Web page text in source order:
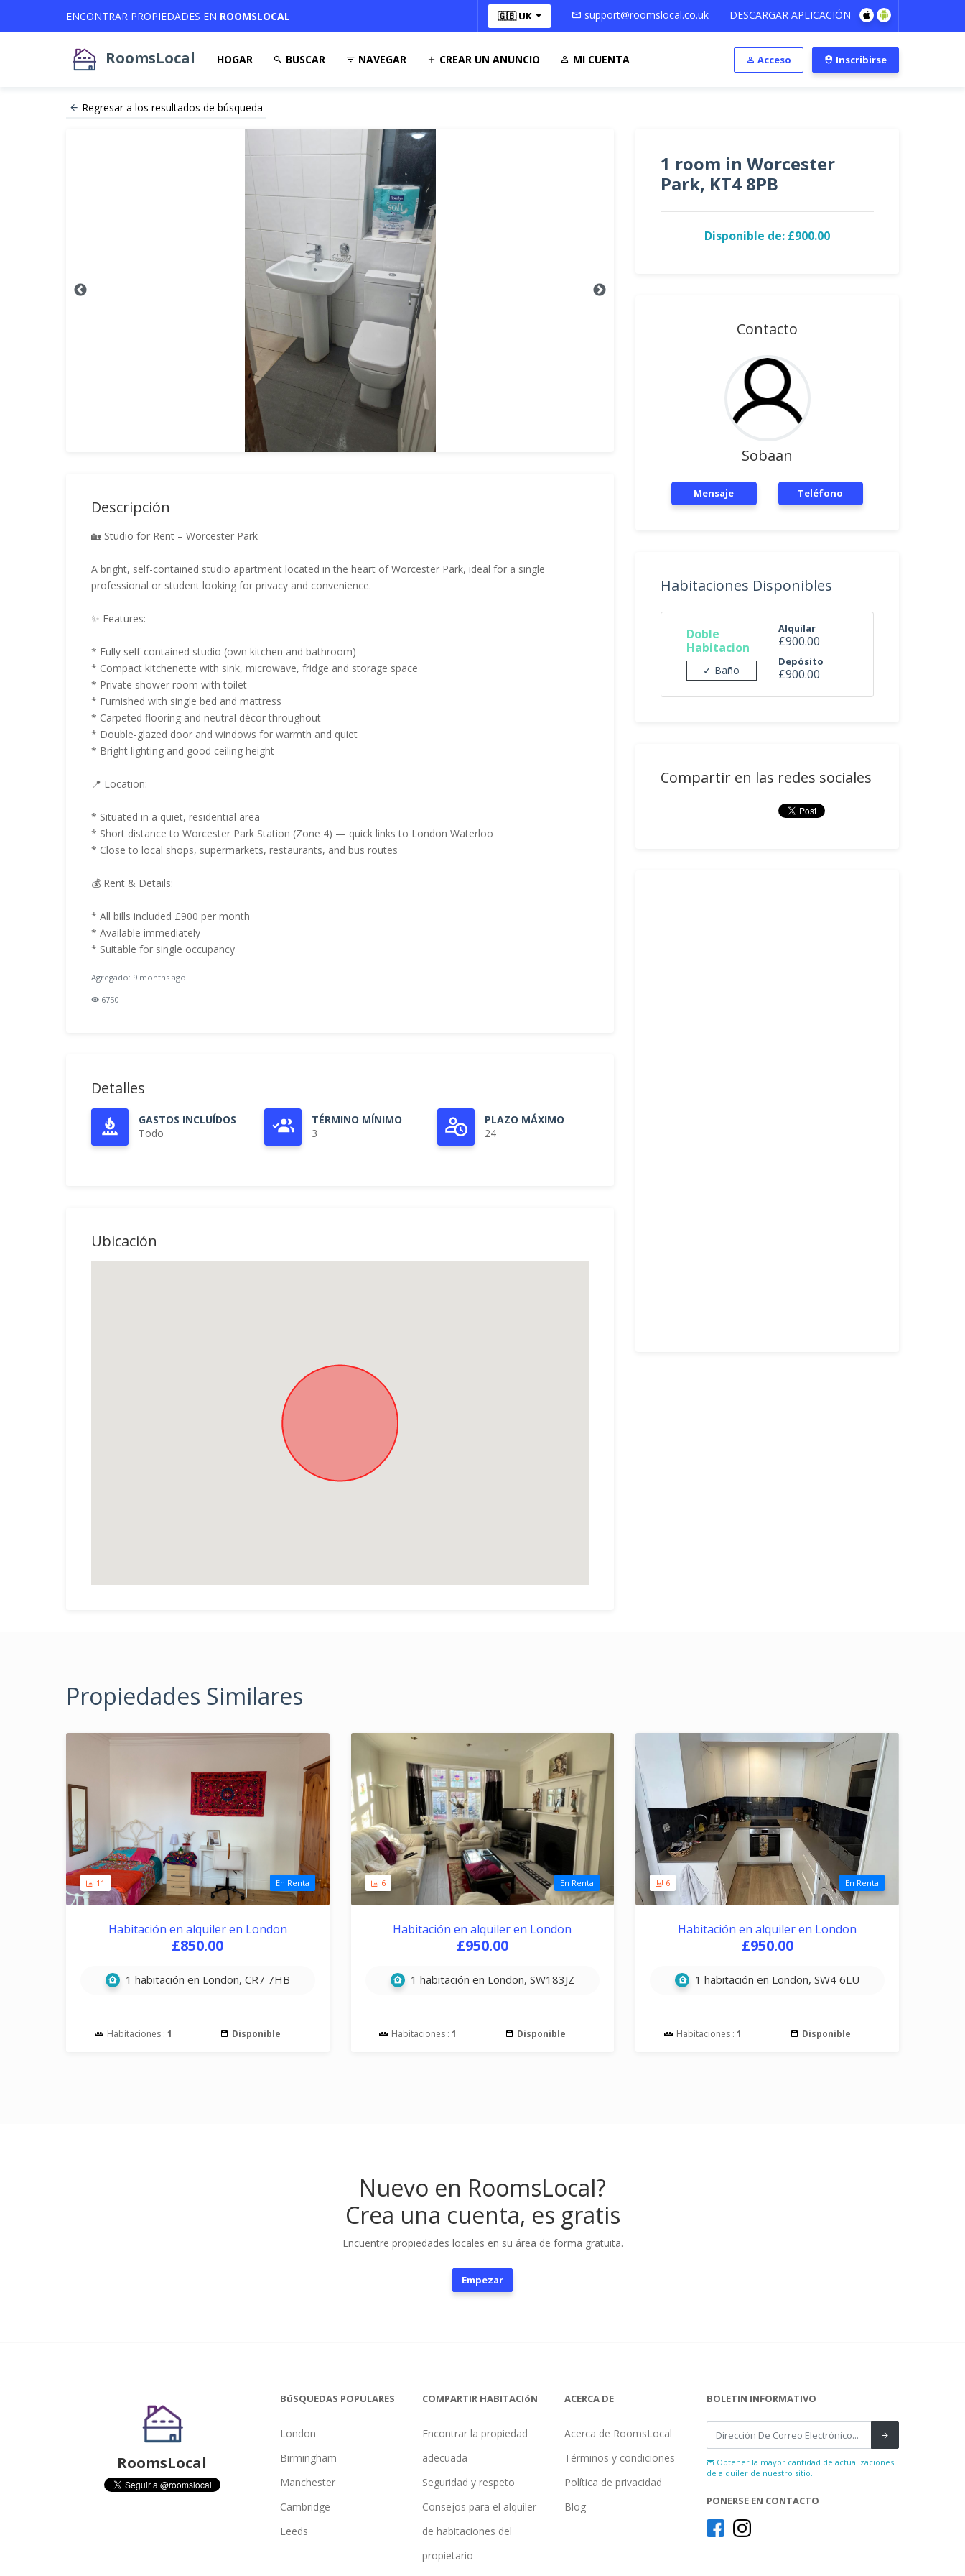
ENCONTRAR PROPIEDADES EN ROOMSLOCAL 🇬🇧 UK support@roomslocal.co.uk DESCARGAR APLICACIÓN
RoomsLocal HOGAR BUSCAR NAVEGAR CREAR UN ANUNCIO MI CUENTA Acceso Inscribirse
Regresar a los resultados de búsqueda
Descripción
🏡 Studio for Rent – Worcester Park
A bright, self-contained studio apartment located in the heart of Worcester Park, ideal for a single
professional or student looking for privacy and convenience.
✨ Features:
* Fully self-contained studio (own kitchen and bathroom)
* Compact kitchenette with sink, microwave, fridge and storage space
* Private shower room with toilet
* Furnished with single bed and mattress
* Carpeted flooring and neutral décor throughout
* Double-glazed door and windows for warmth and quiet
* Bright lighting and good ceiling height
📍 Location:
* Situated in a quiet, residential area
* Short distance to Worcester Park Station (Zone 4) — quick links to London Waterloo
* Close to local shops, supermarkets, restaurants, and bus routes
💰 Rent & Details:
* All bills included £900 per month
* Available immediately
* Suitable for single occupancy
Agregado: 9 months ago
6750
Detalles
GASTOS INCLUÍDOS
Todo
TÉRMINO MÍNIMO
3
PLAZO MÁXIMO
24
Ubicación
1 room in Worcester
Park, KT4 8PB
Disponible de: £900.00
Contacto
Sobaan
Mensaje Teléfono
Habitaciones Disponibles
Doble
Habitacion
✓ Baño
Alquilar
£900.00
Depósito
£900.00
Compartir en las redes sociales
Propiedades Similares
11 En Renta
Habitación en alquiler en London
£850.00
1 habitación en London, CR7 7HB
Habitaciones : 1 Disponible
6 En Renta
Habitación en alquiler en London
£950.00
1 habitación en London, SW183JZ
Habitaciones :1 Disponible
6 En Renta
Habitación en alquiler en London
£950.00
1 habitación en London, SW4 6LU
Habitaciones : 1 Disponible
Nuevo en RoomsLocal?
Crea una cuenta, es gratis
Encuentre propiedades locales en su área de forma gratuita.
Empezar
RoomsLocal
BúSQUEDAS POPULARES
London
Birmingham
Manchester
Cambridge
Leeds
COMPARTIR HABITACIóN
Encontrar la propiedad
adecuada
Seguridad y respeto
Consejos para el alquiler
de habitaciones del
propietario
ACERCA DE
Acerca de RoomsLocal
Términos y condiciones
Política de privacidad
Blog
BOLETIN INFORMATIVO
Obtener la mayor cantidad de actualizaciones
de alquiler de nuestro sitio...
PONERSE EN CONTACTO